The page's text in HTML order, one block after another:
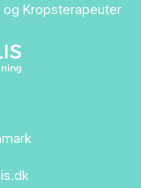
og Kropsterapeuter